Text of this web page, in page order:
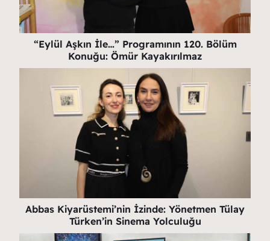
“Eylül Aşkın İle…” Programının 120. Bölüm
Konuğu: Ömür Kayakırılmaz
Abbas Kiyarüstemi’nin İzinde: Yönetmen Tülay
Türken’in Sinema Yolculuğu